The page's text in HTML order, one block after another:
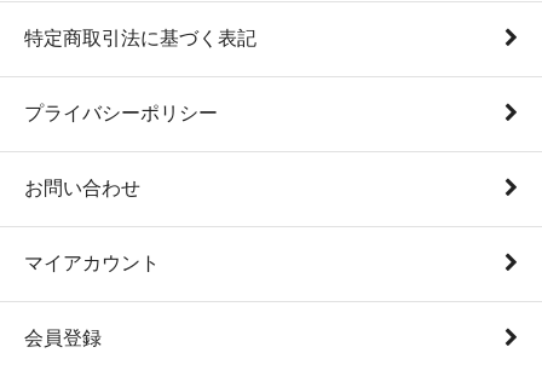
特定商取引法に基づく表記
プライバシーポリシー
お問い合わせ
マイアカウント
会員登録